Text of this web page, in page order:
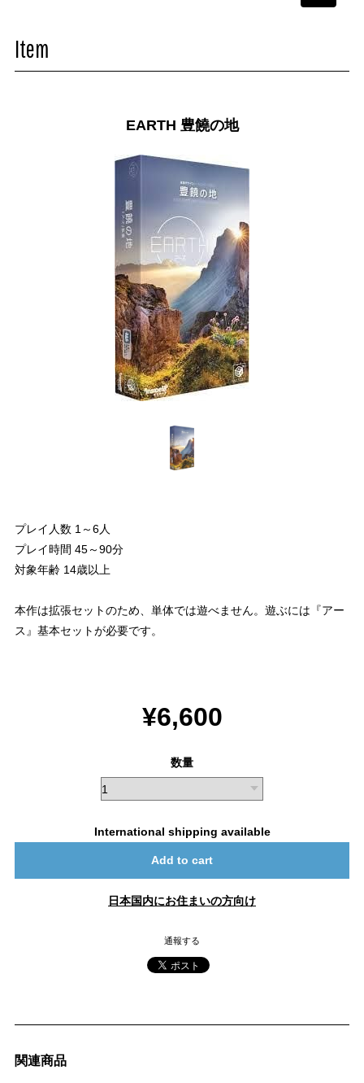
Item
EARTH 豊饒の地
プレイ人数 1～6人
プレイ時間 45～90分
対象年齢 14歳以上
本作は拡張セットのため、単体では遊べません。遊ぶには『アー
ス』基本セットが必要です。
¥6,600
数量
International shipping available
Add to cart
日本国内にお住まいの方向け
通報する
関連商品